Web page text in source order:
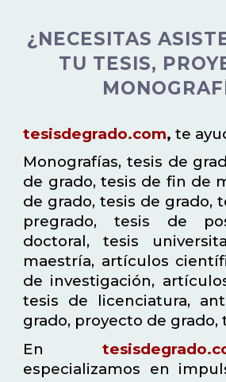
¿NECESITAS
TU TESIS,
tesisdegrado.com, te
Monografías, tesis de
de grado, tesis de fin de
de grado, tesis de grado,
pregrado, tesis de
doctoral, tesis
maestría, artículos
de investigación,
tesis de licenciatura,
grado, proyecto de grado,
En
especializamos en